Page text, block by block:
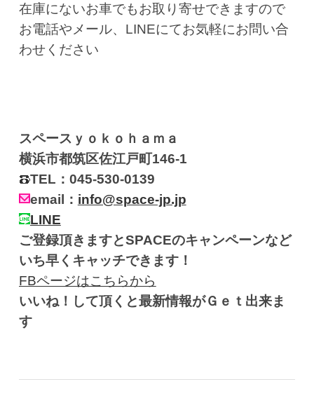
在庫にないお車でもお取り寄せできますので
お電話やメール、LINEにてお気軽にお問い合
わせください
スペースｙｏｋｏｈａｍａ
横浜市都筑区佐江戸町146-1
TEL：045-530-0139
email： info@space-jp.jp
LINE
ご登録頂きますとSPACEのキャンペーンなど
いち早くキャッチできます！
FBページはこちらから
いいね！して頂くと最新情報がＧｅｔ出来ま
す